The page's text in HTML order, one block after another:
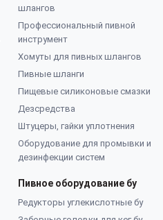
шлангов
Профессиональный пивной
инструмент
Хомуты для пивных шлангов
Пивные шланги
Пищевые силиконовые смазки
Дезсредства
Штуцеры, гайки уплотнения
Оборудование для промывки и
дезинфекции систем
Пивное оборудование бу
Редукторы углекислотные бу